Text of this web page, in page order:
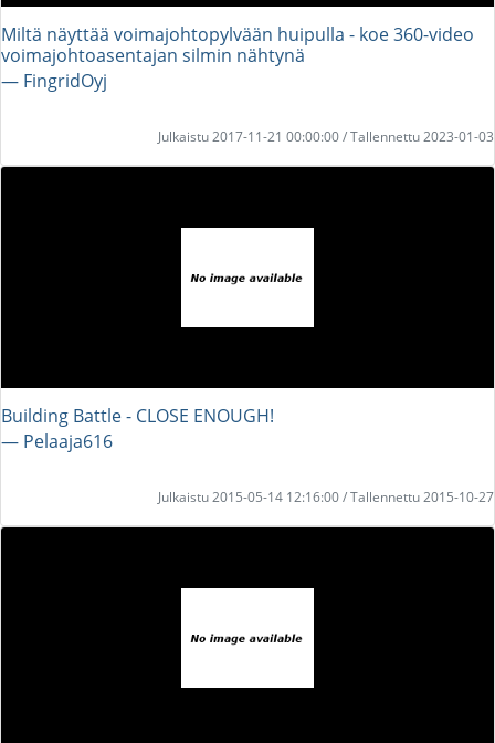
Miltä näyttää voimajohtopylvään huipulla - koe 360-video
voimajohtoasentajan silmin nähtynä
― FingridOyj
Julkaistu 2017-11-21 00:00:00 / Tallennettu 2023-01-03
Building Battle - CLOSE ENOUGH!
― Pelaaja616
Julkaistu 2015-05-14 12:16:00 / Tallennettu 2015-10-27